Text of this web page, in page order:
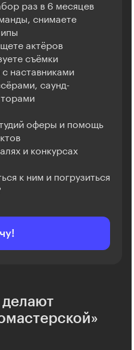
раз в 6 месяцев
снимаете
актёров
съёмки
с наставниками
саунд-
оферы и помощь
и конкурсах
к ним и погрузиться